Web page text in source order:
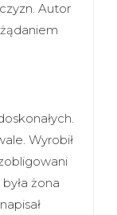
Autor
Wyrobił
żona